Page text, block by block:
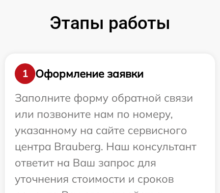
Этапы работы
1
Оформление заявки
Заполните форму обратной связи
или позвоните нам по номеру,
указанному на сайте сервисного
центра Brauberg. Наш консультант
ответит на Ваш запрос для
уточнения стоимости и сроков